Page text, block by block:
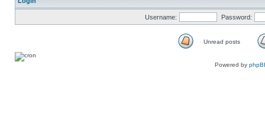
Username: Password:
Unread posts
Powered by